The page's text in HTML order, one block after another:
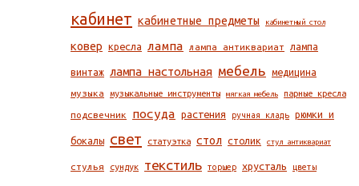
кабинет кабинетные предметы кабинетный стол
ковер кресла лампа лампа антиквариат лампа
винтаж лампа настольная мебель
медицина
музыка
музыкальные инструменты мягкая мебель парные кресла
подсвечник посуда растения ручная кладь рюмки и
бокалы свет статуэтка стол столик стул антиквариат
стулья сундук текстиль торшер хрусталь цветы